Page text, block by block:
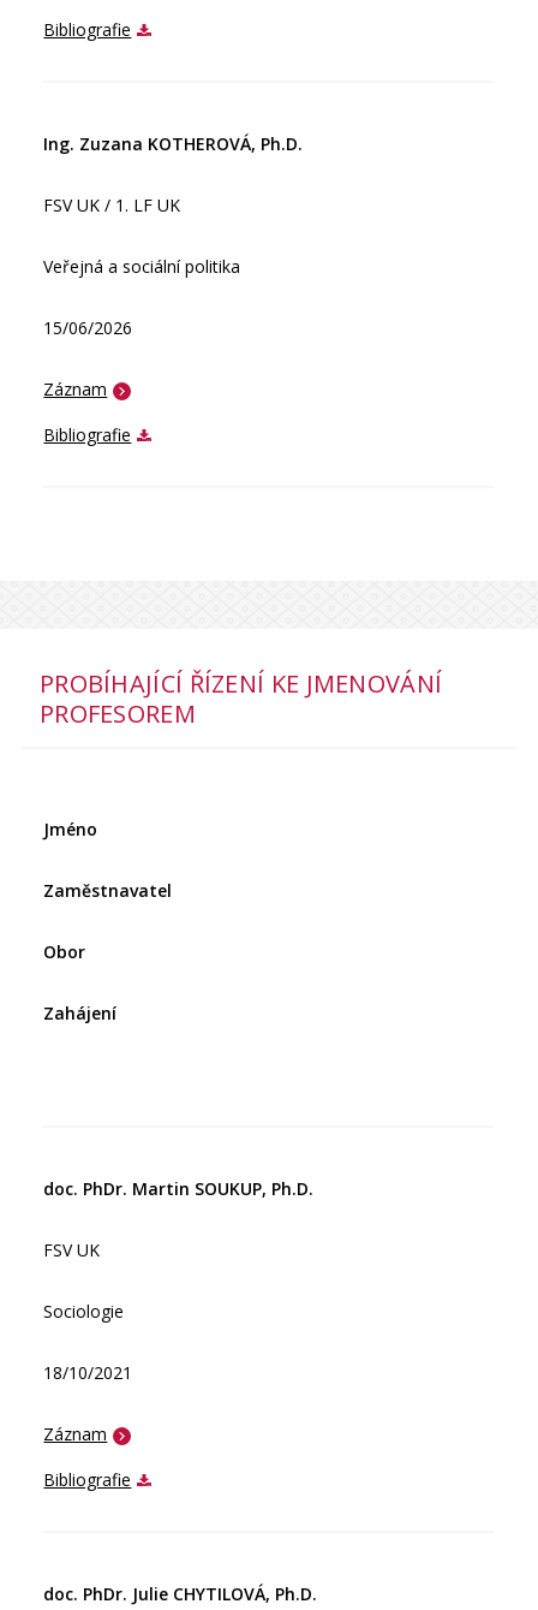
Bibliografie
Ing. Zuzana KOTHEROVÁ, Ph.D.
FSV UK / 1. LF UK
Veřejná a sociální politika
15/06/2026
Záznam
Bibliografie
PROBÍHAJÍCÍ ŘÍZENÍ KE JMENOVÁNÍ
PROFESOREM
Jméno
Zaměstnavatel
Obor
Zahájení
doc. PhDr. Martin SOUKUP, Ph.D.
FSV UK
Sociologie
18/10/2021
Záznam
Bibliografie
doc. PhDr. Julie CHYTILOVÁ, Ph.D.